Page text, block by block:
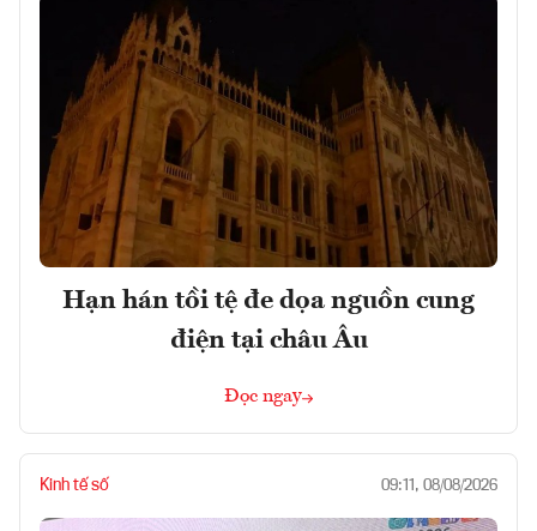
Hạn hán tồi tệ đe dọa nguồn cung
điện tại châu Âu
Đọc ngay
Kinh tế số 09:11, 08/08/2026